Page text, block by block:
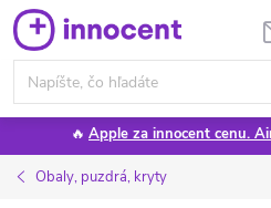
Prejsť
na
obsah
🔥 Apple za innocent cenu.
Obaly, puzdrá, kryty